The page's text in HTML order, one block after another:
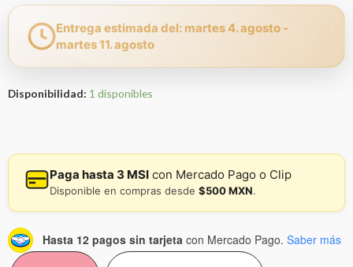
Entrega estimada del: martes 4. agosto -
martes 11. agosto
Disponibilidad: 1 disponibles
Paga hasta 3 MSI con Mercado Pago o Clip
Disponible en compras desde $500 MXN.
Hasta 12 pagos sin tarjeta con Mercado Pago. Saber más